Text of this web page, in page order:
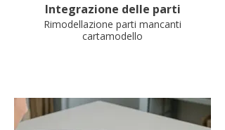
Integrazione delle parti
Rimodellazione parti mancanti
cartamodello